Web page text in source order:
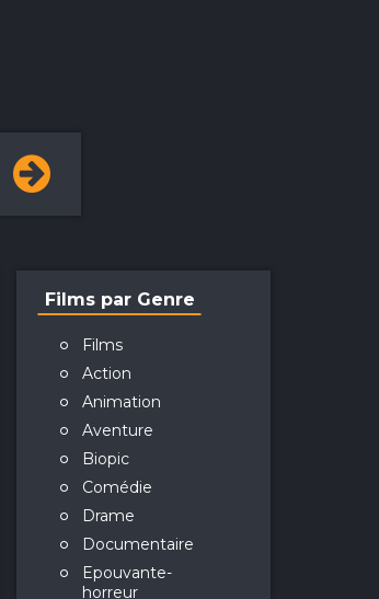
Films par Genre
Films
Action
Animation
Aventure
Biopic
Comédie
Drame
Documentaire
Epouvante-
horreur